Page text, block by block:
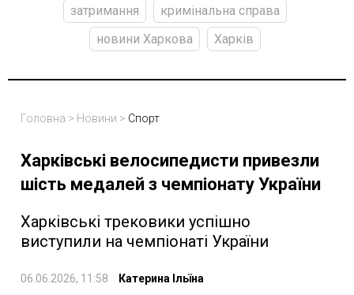
затримання
кримінальна справа
новини Харкова
Харків
Головна > Новини > Спорт
Харківські велосипедисти привезли
шість медалей з чемпіонату України
Харківські трековики успішно
виступили на чемпіонаті України
06.06.2026, 11:58 Катерина Ільїна